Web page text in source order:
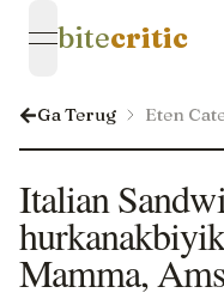
open navigation
bitecritic
Ga Terug Eten
Italian
Mamma,